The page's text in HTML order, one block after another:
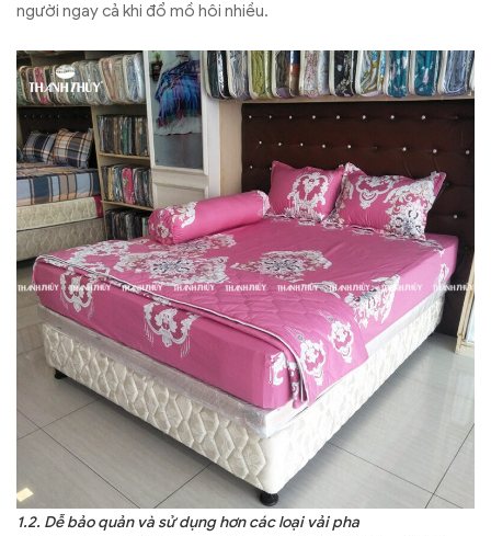
người ngay cả khi đổ mồ hôi nhiều.
1.2. Dễ bảo quản và sử dụng hơn các loại vải pha